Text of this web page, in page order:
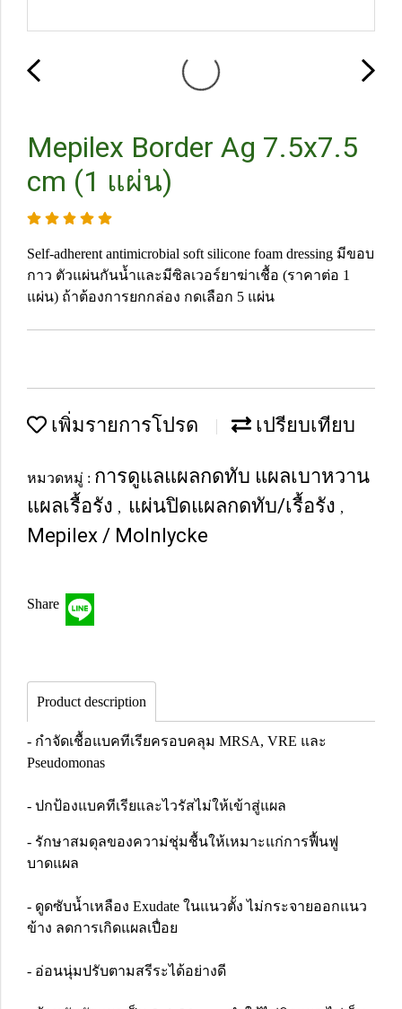
Mepilex Border Ag 7.5x7.5
cm (1 แผ่น)
Self-adherent antimicrobial soft silicone foam dressing มีขอบ
กาว ตัวแผ่นกันน้ำและมีซิลเวอร์ยาฆ่าเชื้อ (ราคาต่อ 1
แผ่น) ถ้าต้องการยกกล่อง กดเลือก 5 แผ่น
เพิ่มรายการโปรด เปรียบเทียบ
หมวดหมู่ : การดูแลแผลกดทับ แผลเบาหวาน
แผลเรื้อรัง , แผ่นปิดแผลกดทับ/เรื้อรัง ,
Mepilex / Molnlycke
Share
Product description
- กำจัดเชื้อแบคทีเรียครอบคลุม MRSA, VRE และ
Pseudomonas
- ปกป้องแบคทีเรียและไวรัสไม่ให้เข้าสู่แผล
- รักษาสมดุลของความ่ชุ่มชื้นให้เหมาะแก่การฟื้นฟู
บาดแผล
- ดูดซับน้ำเหลือง Exudate ในแนวตั้ง ไม่กระจายออกแนว
ข้าง ลดการเกิดแผลเปื่อย
- อ่อนนุ่มปรับตามสรีระได้อย่างดี